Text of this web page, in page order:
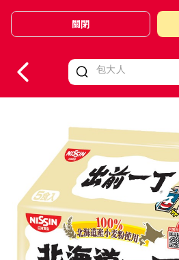
Valid Until 30 June 2026
關閉